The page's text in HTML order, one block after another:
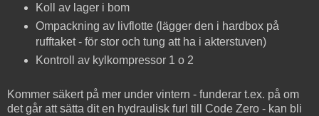
Koll av lager i bom
Ompackning av livflotte (lägger den i hardbox på
rufftaket - för stor och tung att ha i akterstuven)
Kontroll av kylkompressor 1 o 2
Kommer säkert på mer under vintern - funderar t.ex. på om
det går att sätta dit en hydraulisk furl till Code Zero - kan bli